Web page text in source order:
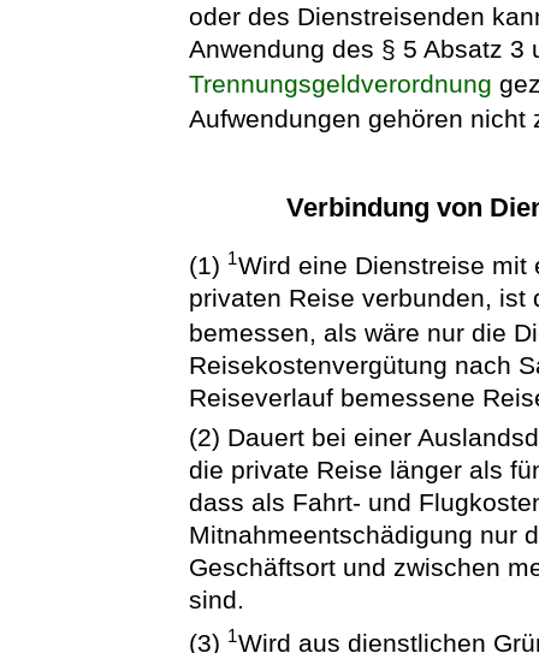
oder des Dienstreisenden
Anwendung des § 5 Absatz 3
Trennungsgeldverordnung
Aufwendungen gehören nicht
Verbindung von
(1) 1Wird eine Dienstreise mit
privaten Reise verbunden,
bemessen, als wäre nur die
Reisekostenvergütung nach
Reiseverlauf bemessene
(2) Dauert bei einer
die private Reise länger als
dass als Fahrt- und
Mitnahmeentschädigung nur
Geschäftsort und zwischen
sind.
(3) 1Wird aus dienstlichen